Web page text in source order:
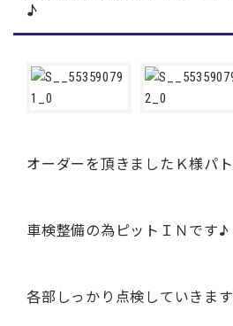
♪
オーダーを頂きましたＫ様パ
車検整備の為ピットＩＮです♪
各部しっかり点検していきま